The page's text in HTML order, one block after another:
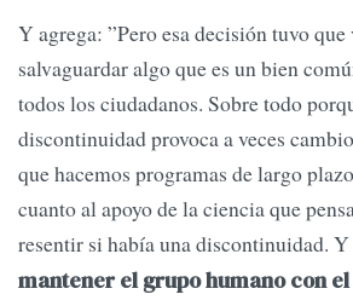
Y agrega: ”Pero esa decisión tuvo
salvaguardar algo que es un bien
todos los ciudadanos. Sobre todo
discontinuidad provoca a veces
que hacemos programas de largo
cuanto al apoyo de la ciencia que
resentir si había una discontinuidad. Y
mantener el grupo humano con